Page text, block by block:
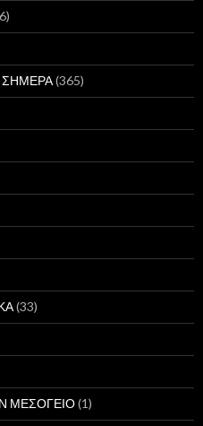
ΣΗΜΕΡΑ(365)
(33)
ΜΕΣΟΓΕΙΟ(1)